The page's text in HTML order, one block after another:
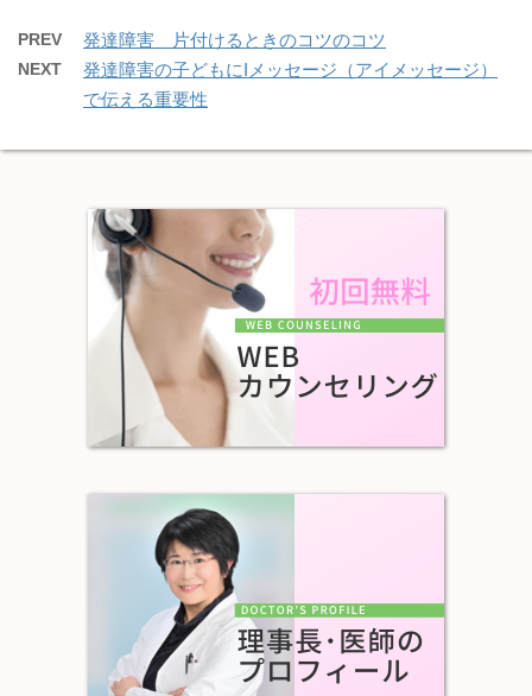
PREV 発達障害 片付けるときのコツのコツ
NEXT
発達障害の子どもにIメッセージ（アイメッセージ）
で伝える重要性